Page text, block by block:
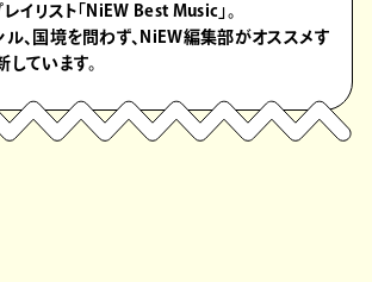
イリスト「NiEW Best Music」。
、国境を問わず、NiEW編集部がオススメす
ています。